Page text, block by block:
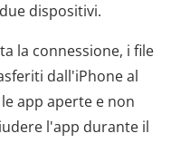
dispositivi.
la connessione, i file
dall'iPhone al
app aperte e non
l'app durante il